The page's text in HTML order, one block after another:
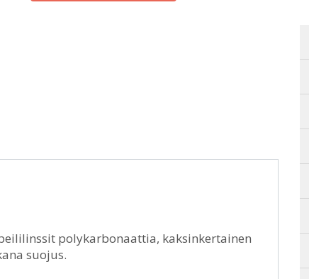
polykarbonaattia, kaksinkertainen
suojus.